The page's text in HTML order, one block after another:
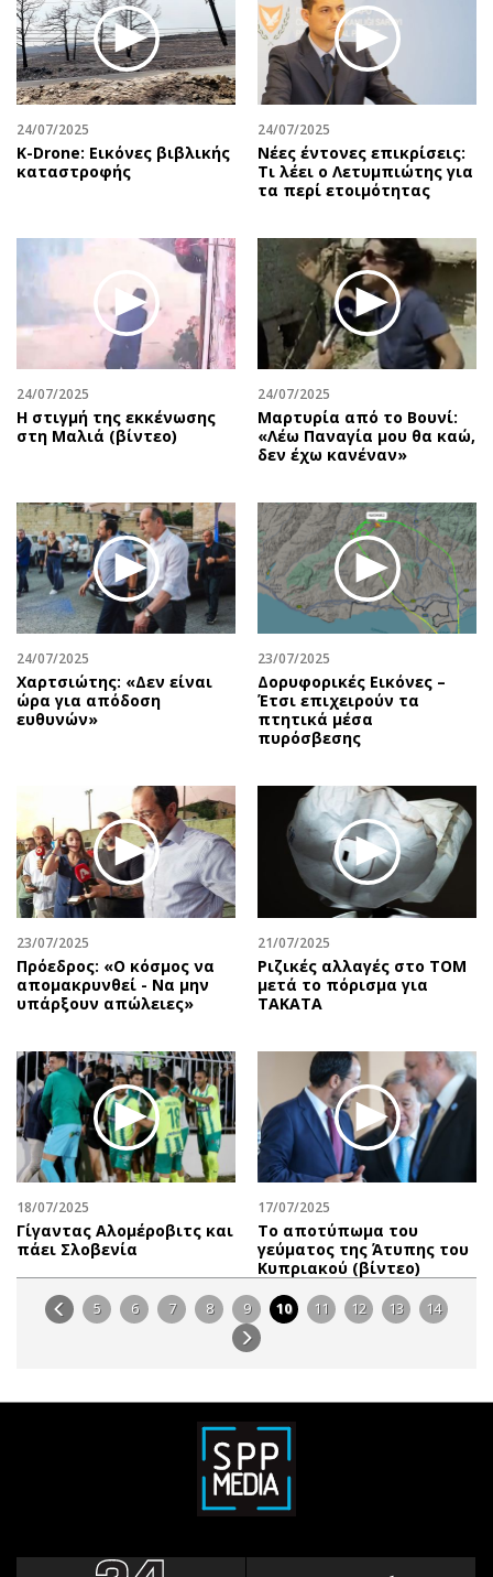
24/07/2025
Κ-Drone: Εικόνες βιβλικής
καταστροφής
24/07/2025
Νέες έντονες επικρίσεις:
Τι λέει ο Λετυμπιώτης για
τα περί ετοιμότητας
24/07/2025
H στιγμή της εκκένωσης
στη Μαλιά (βίντεο)
24/07/2025
Μαρτυρία από το Βουνί:
«Λέω Παναγία μου θα καώ,
δεν έχω κανέναν»
24/07/2025
Χαρτσιώτης: «Δεν είναι
ώρα για απόδοση
ευθυνών»
23/07/2025
Δορυφορικές Εικόνες –
Έτσι επιχειρούν τα
πτητικά μέσα
πυρόσβεσης
23/07/2025
Πρόεδρος: «Ο κόσμος να
απομακρυνθεί - Να μην
υπάρξουν απώλειες»
21/07/2025
Ριζικές αλλαγές στο ΤΟΜ
μετά το πόρισμα για
TAKATA
18/07/2025
Γίγαντας Αλομέροβιτς και
πάει Σλοβενία
17/07/2025
Το αποτύπωμα του
γεύματος της Άτυπης του
Κυπριακού (βίντεο)
5 6 7 8 9 10 11 12 13 14